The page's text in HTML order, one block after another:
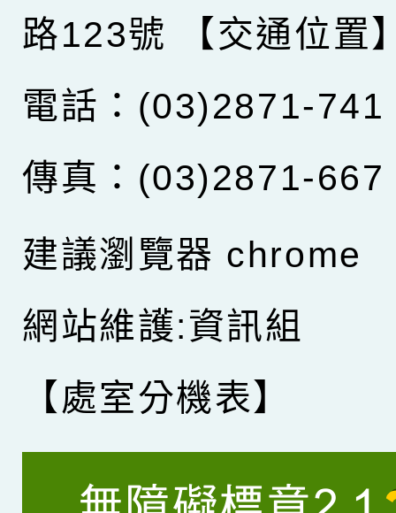
路123號
【交通位置
電話：(03)2871-741
傳真：(03)2871-667
建議瀏覽器 chrome
網站維護:資訊組
【處室分機表】